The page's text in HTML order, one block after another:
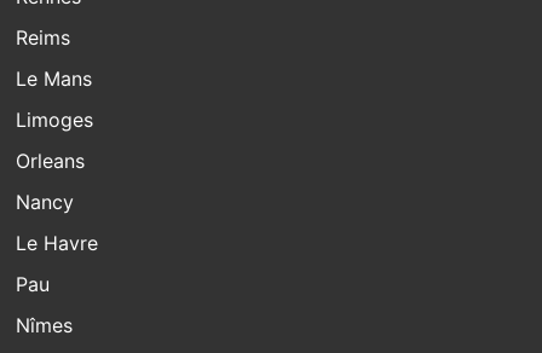
Reims
Le Mans
Limoges
Orleans
Nancy
Le Havre
Pau
Nîmes